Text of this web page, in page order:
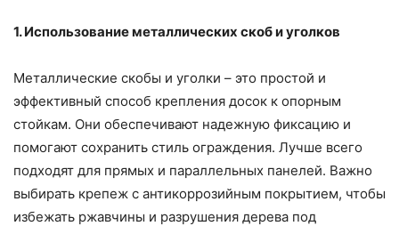
1. Использование металлических скоб и уголков
Металлические скобы и уголки – это простой и
эффективный способ крепления досок к опорным
стойкам. Они обеспечивают надежную фиксацию и
помогают сохранить стиль ограждения. Лучше всего
подходят для прямых и параллельных панелей. Важно
выбирать крепеж с антикоррозийным покрытием, чтобы
избежать ржавчины и разрушения дерева под